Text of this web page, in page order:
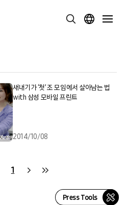
새내기가 ‘첫’ 조 모임에서 살아남는 법
with 삼성 모바일 프린트
2014/10/08
1
Press Tools